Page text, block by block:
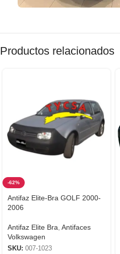
Productos relacionados
-62%
Antifaz Elite-Bra GOLF 2000-
2006
Antifaz Elite Bra Antifaces
Volkswagen
SKU: 007-1023